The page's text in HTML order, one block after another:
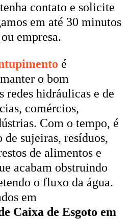
contato e solicite
em até 30 minutos
empresa.
é
o bom
redes hidráulicas e de
comércios,
Com o tempo, é
sujeiras, resíduos,
de alimentos e
acabam obstruindo
o fluxo da água.
em
Caixa de Esgoto em